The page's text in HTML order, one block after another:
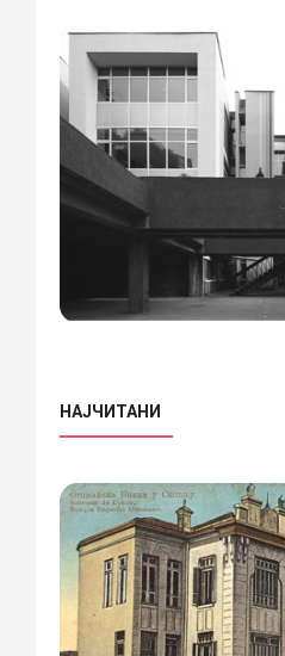
НАЈЧИТАНИ